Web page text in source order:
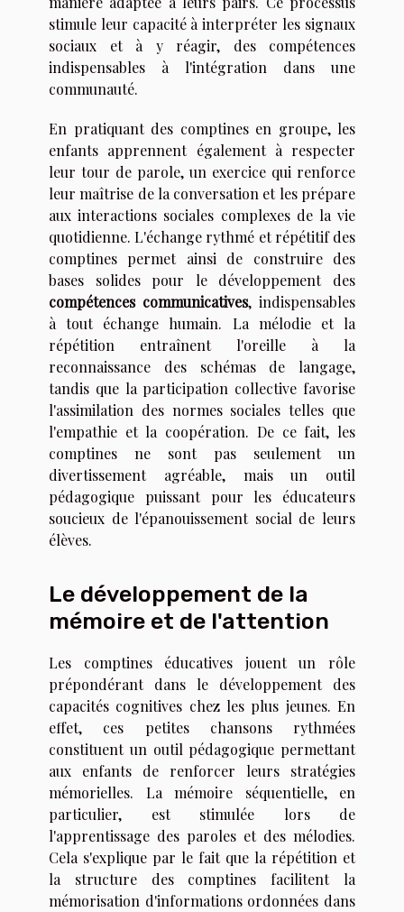
stimule leur capacité à interpréter les signaux
sociaux et à y réagir, des compétences
indispensables à l'intégration dans une
communauté.
En pratiquant des comptines en groupe, les
enfants apprennent également à respecter
leur tour de parole, un exercice qui renforce
leur maîtrise de la conversation et les prépare
aux interactions sociales complexes de la vie
quotidienne. L'échange rythmé et répétitif des
comptines permet ainsi de construire des
bases solides pour le développement des
compétences communicatives, indispensables
à tout échange humain. La mélodie et la
répétition entraînent l'oreille à la
reconnaissance des schémas de langage,
tandis que la participation collective favorise
l'assimilation des normes sociales telles que
l'empathie et la coopération. De ce fait, les
comptines ne sont pas seulement un
divertissement agréable, mais un outil
pédagogique puissant pour les éducateurs
soucieux de l'épanouissement social de leurs
élèves.
Le développement de la
mémoire et de l'attention
Les comptines éducatives jouent un rôle
prépondérant dans le développement des
capacités cognitives chez les plus jeunes. En
effet, ces petites chansons rythmées
constituent un outil pédagogique permettant
aux enfants de renforcer leurs stratégies
mémorielles. La mémoire séquentielle, en
particulier, est stimulée lors de
l'apprentissage des paroles et des mélodies.
Cela s'explique par le fait que la répétition et
la structure des comptines facilitent la
mémorisation d'informations ordonnées dans